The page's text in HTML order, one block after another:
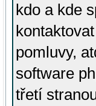
kdo a kde
pomluvy,
software
třetí